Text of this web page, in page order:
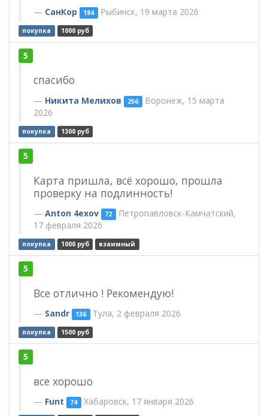
СанКор 184 Рыбинск, 19 марта 2026
покупка 1000 руб
5
спасибо
Никита Мелихов 256 Воронеж, 15 марта
2026
покупка 1300 руб
5
Карта пришла, всё хорошо, прошла
проверку на подлинность!
Anton 4exov 72 Петропавловск-Камчатский,
17 февраля 2026
покупка 1000 руб взаимный
5
Все отлично ! Рекомендую!
Sandr 136 Тула, 2 февраля 2026
покупка 1500 руб
5
все хорошо
Funt 74 Хабаровск, 17 января 2026